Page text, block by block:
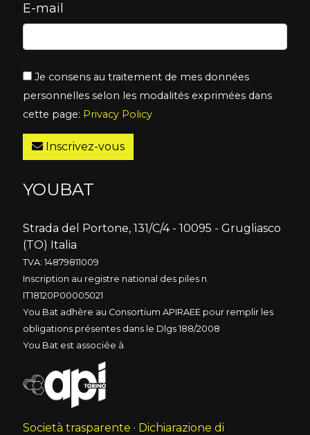
E-mail
Je consens au traitement de mes données
personnelles selon les modalités exprimées dans
cette page: Privacy Policy
Inscrivez-vous
YOUBAT
Strada del Portone, 131/C/4 - 10095 - Grugliasco
(TO) Italia
TVA: 14879811009
Inscription au registre national des piles n.
IT18120P00005021
You Bat adhère au Consortium APIRAEE pour remplir les
obligations présentes dans le Dlgs 188/2008
You Bat est associée à
Società trasparente · Dichiarazione di